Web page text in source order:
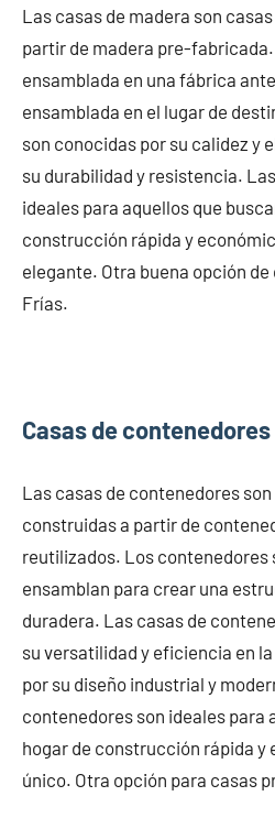
Las casas de madera son
partir de madera pre-
ensamblada en una fábrica
ensamblada en el lugar de
son conocidas por su calidez y
su durabilidad y resistencia.
ideales para aquellos que
construcción rápida y
elegante. Otra buena opción
Frías.
Casas de contenedores
Las casas de contenedores
construidas a partir de
reutilizados. Los contenedores
ensamblan para crear una
duradera. Las casas de
su versatilidad y eficiencia en
por su diseño industrial y
contenedores son ideales para
hogar de construcción rápida y
único. Otra opción para casas